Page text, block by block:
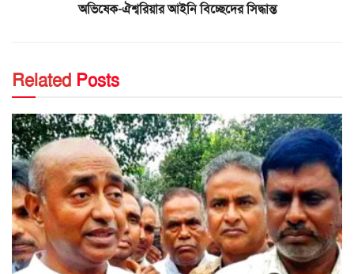
অভিষেক-ঐশ্বরিয়ার আইনি বিচ্ছেদের সিদ্ধান্ত
Related Posts